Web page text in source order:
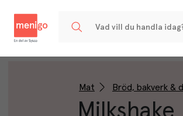
Mat Bröd, bakverk &